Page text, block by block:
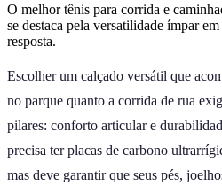
O melhor tênis para corrida e
se destaca pela versatilidade ímpar
resposta.
Escolher um calçado versátil que
no parque quanto a corrida de rua
pilares: conforto articular e
precisa ter placas de carbono
mas deve garantir que seus pés,